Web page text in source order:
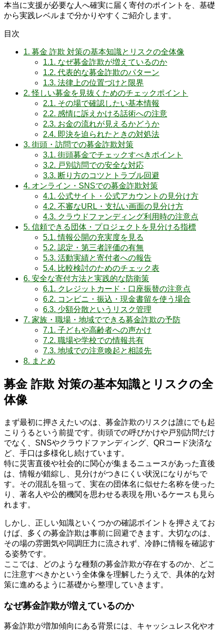
本当に支援が必要な人へ確実に届く寄付のポイントを、基礎
から実践レベルまで分かりやすくご紹介します。
目次
1. 募金 詐欺 対策の基本知識とリスクの全体像
1.1. なぜ募金詐欺が増えているのか
1.2. 代表的な募金詐欺のパターン
1.3. 法律上の位置づけと限界
2. 怪しい募金を見抜くためのチェックポイント
2.1. その場で確認したい基本情報
2.2. 感情に訴えかける話術への注意
2.3. お金の流れが見えるかどうか
2.4. 即決を迫られたときの対処法
3. 街頭・訪問での募金詐欺対策
3.1. 街頭募金でチェックすべきポイント
3.2. 戸別訪問での安全な対応
3.3. 断り方のコツとトラブル回避
4. オンライン・SNSでの募金詐欺対策
4.1. 公式サイト・公式アカウントの見分け方
4.2. 不審なURL・支払い画面の見分け方
4.3. クラウドファンディング利用時の注意点
5. 信頼できる団体・プロジェクトを見分ける指標
5.1. 情報公開の充実度を見る
5.2. 認定・第三者評価の有無
5.3. 活動実績と寄付者への報告
5.4. 比較検討のためのチェック表
6. 安全な寄付方法と実践的な防衛策
6.1. クレジットカード・口座振替の注意点
6.2. コンビニ・振込・現金書留を使う場合
6.3. 少額分散というリスク管理
7. 家族・職場・地域でできる募金詐欺の予防
7.1. 子どもや高齢者への声かけ
7.2. 職場や学校での情報共有
7.3. 地域での注意喚起と相談先
8. まとめ
募金 詐欺 対策の基本知識とリスクの全
体像
まず最初に押さえたいのは、募金詐欺のリスクは誰にでも起
こりうるという前提です。街頭での呼びかけや戸別訪問だけ
でなく、SNSやクラウドファンディング、QRコード決済な
ど、手口は多様化し続けています。
特に災害直後や社会的に関心が集まるニュースがあった直後
は、情報が錯綜し、見分けがつきにくい状況になりがちで
す。その混乱を狙って、実在の団体名に似せた名称を使った
り、著名人や公的機関を思わせる表現を用いるケースも見ら
れます。
しかし、正しい知識といくつかの確認ポイントを押さえてお
けば、多くの募金詐欺は事前に回避できます。大切なのは、
その場の雰囲気や同調圧力に流されず、冷静に情報を確認す
る姿勢です。
ここでは、どのような種類の募金詐欺が存在するのか、どこ
に注意すべきかという全体像を理解したうえで、具体的な対
策に進めるように基礎から整理していきます。
なぜ募金詐欺が増えているのか
募金詐欺が増加傾向にある背景には、キャッシュレス化やオ